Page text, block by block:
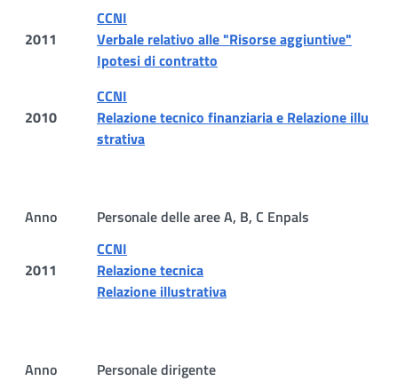
2011
CCNI
Verbale relativo alle "Risorse aggiuntive"
Ipotesi di contratto
2010
CCNI
Relazione tecnico finanziaria e Relazione illu
strativa
Anno Personale delle aree A, B, C Enpals
2011
CCNI
Relazione tecnica
Relazione illustrativa
Anno Personale dirigente